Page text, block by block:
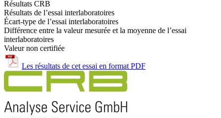
Résultats CRB
Résultats de l’essai interlaboratoires
Écart-type de l’essai interlaboratoires
Différence entre la valeur mesurée et la moyenne de l’essai
interlaboratoires
Valeur non certifiée
Les résultats de cet essai en format PDF